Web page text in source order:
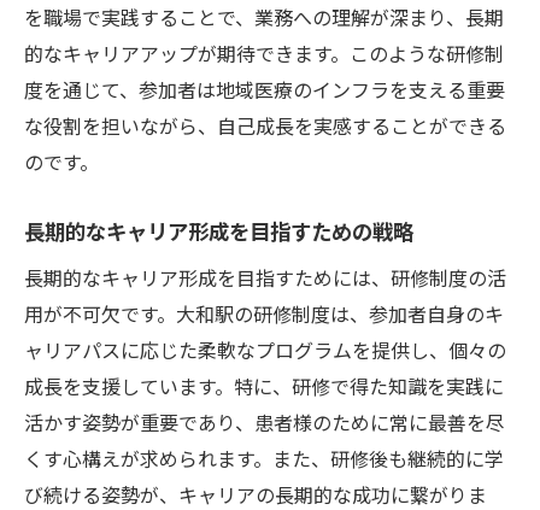
を職場で実践することで、業務への理解が深まり、長期
的なキャリアアップが期待できます。このような研修制
度を通じて、参加者は地域医療のインフラを支える重要
な役割を担いながら、自己成長を実感することができる
のです。
長期的なキャリア形成を目指すための戦略
長期的なキャリア形成を目指すためには、研修制度の活
用が不可欠です。大和駅の研修制度は、参加者自身のキ
ャリアパスに応じた柔軟なプログラムを提供し、個々の
成長を支援しています。特に、研修で得た知識を実践に
活かす姿勢が重要であり、患者様のために常に最善を尽
くす心構えが求められます。また、研修後も継続的に学
び続ける姿勢が、キャリアの長期的な成功に繋がりま